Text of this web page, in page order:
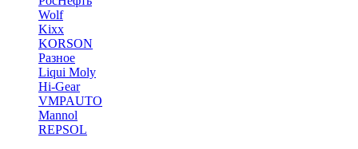
Wolf
Kixx
KORSON
Разное
Liqui Moly
Hi-Gear
VMPAUTO
Mannol
REPSOL